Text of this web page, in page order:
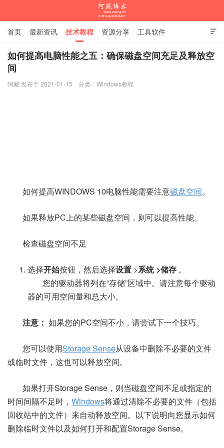
阿藏博客

首页 最新资讯 技术教程 资源分享 工具软件
杂谈随笔
如何提高电脑性能之五：确保磁盘空间充足及释放空
间
阿藏 发布于 2021-01-15 分类： Windows教程
如何提高WINDOWS 10电脑性能需要注意磁盘空间。
如果释放PC上的某些磁盘空间，则可以提高性能。
检查磁盘空间不足
选择开始按钮，然后选择设置 >系统>储存 。
您的驱动器将列在“存储”区域中。请注意每个驱动
器的可用空间量和总大小。
注意： 如果您的PC空间不小，请尝试下一个技巧。
您可以使用Storage Sense从设备中删除不必要的文件
或临时文件，这也可以释放空间。
如果打开Storage Sense，则当磁盘空间不足或指定的
时间间隔不足时， Windows将通过清除不必要的文件（包括
回收站中的文件）来自动释放空间。以下说明向您显示如何
删除临时文件以及如何打开和配置Storage Sense。